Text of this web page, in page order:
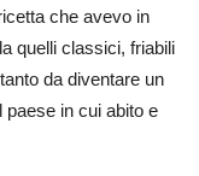
che avevo in
quelli classici, friabili
da diventare un
paese in cui abito e